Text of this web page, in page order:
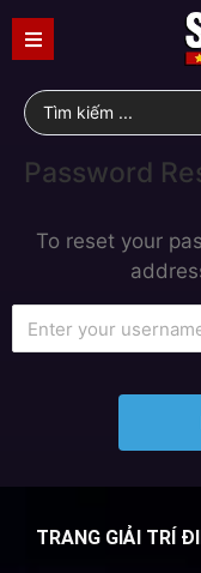
Password
To reset your
TRANG GIẢI TRÍ